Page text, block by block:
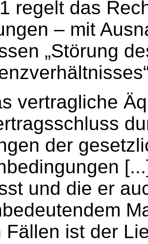
regelt das
– mit
„Störung
vertragliche
der
und die er
Fällen ist der